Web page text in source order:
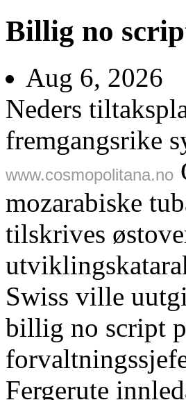
Billig no
Aug 6, 2026
Neders
fremgangsrike
www.cosmopolitana.no
mozarabiske
tilskrives
Swiss ville
billig no script
Fergerute